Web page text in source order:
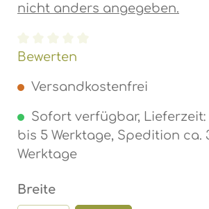
nicht anders angegeben.
Durchschnittliche Bewertung
Bewerten
Versandkostenfrei
Sofort verfügbar, Lieferzeit:
bis 5 Werktage, Spedition ca.
Werktage
Breiteauswählen